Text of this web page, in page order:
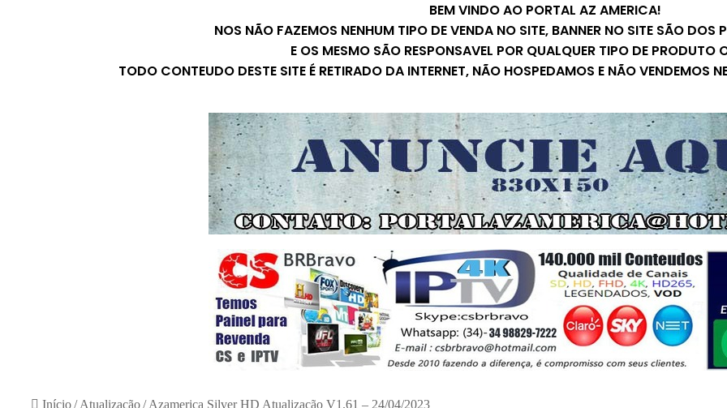
BEM VINDO AO PORTAL AZ AMERICA!
NOS NÃO FAZEMOS NENHUM TIPO DE VENDA NO SITE, BANNER NO SITE SÃO DOS
E OS MESMO SÃO RESPONSAVEL POR QUALQUER TIPO DE PRODUTO
TODO CONTEUDO DESTE SITE É RETIRADO DA INTERNET, NÃO HOSPEDAMOS E NÃO VENDEMOS
Início/ Atualização/ Azamerica Silver HD Atualização V1.61 – 24/04/2023